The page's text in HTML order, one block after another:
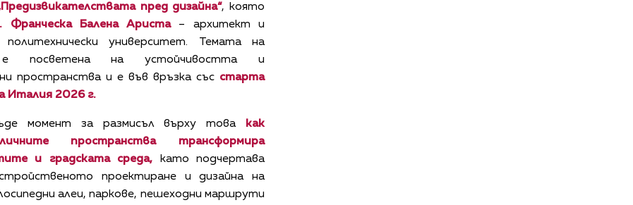
преддизайна“, която
Франческа Балена Ариста– архитект и
университет. Темата на
е посветена на устойчивостта и
пространства и е във връзка със старта
Италия 2026 г.
момент за размисъл върху това
как
пространства трансформира
и градската среда, като подчертава
проектиране и дизайна на
алеи, паркове, пешеходни маршрути